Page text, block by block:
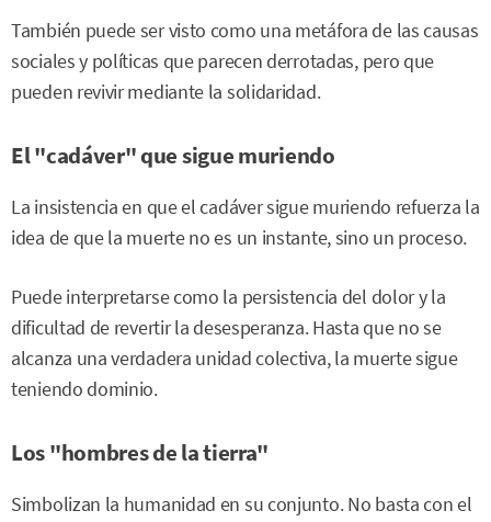
También puede ser visto como una metáfora de las causas
sociales y políticas que parecen derrotadas, pero que
pueden revivir mediante la solidaridad.
El "cadáver" que sigue muriendo
La insistencia en que el cadáver sigue muriendo refuerza la
idea de que la muerte no es un instante, sino un proceso.
Puede interpretarse como la persistencia del dolor y la
dificultad de revertir la desesperanza. Hasta que no se
alcanza una verdadera unidad colectiva, la muerte sigue
teniendo dominio.
Los "hombres de la tierra"
Simbolizan la humanidad en su conjunto. No basta con el